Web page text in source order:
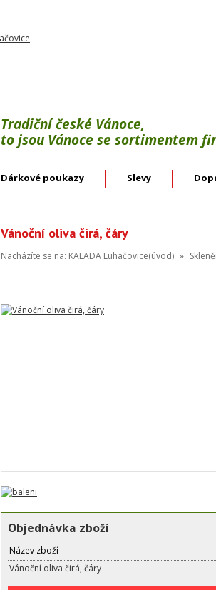
Tradiční české Vánoce,
to jsou Vánoce se sortimentem
Dárkové poukazy Slevy
Vánoční oliva čirá, čáry
Nacházíte se na: KALADA Luhačovice(úvod) »
Objednávka zboží
Název zboží
Vánoční oliva čirá, čáry